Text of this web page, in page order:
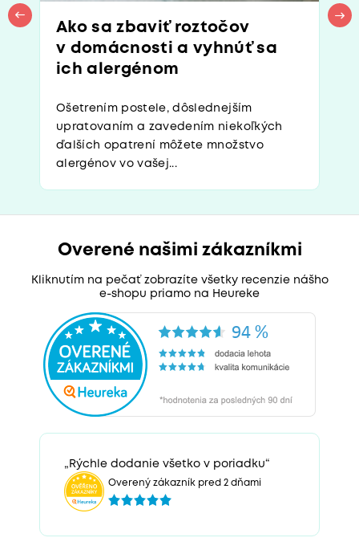
Ako sa zbaviť roztočov
v domácnosti a vyhnúť sa
ich alergénom
Ošetrením postele, dôslednejším
upratovaním a zavedením niekoľkých
ďalších opatrení môžete množstvo
alergénov vo vašej...
Overené našimi zákazníkmi
Kliknutím na pečať zobrazíte všetky recenzie nášho
e-shopu priamo na Heureke
„Rýchle dodanie všetko v poriadku“
Overený zákazník pred 2 dňami